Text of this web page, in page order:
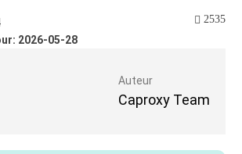
Auteur
Caproxy Team
2026-05-28
2535